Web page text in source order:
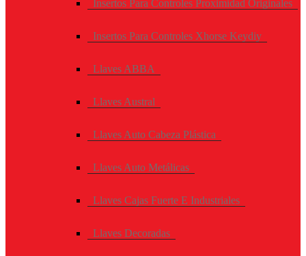
Insertos Para Controles Proximidad Originales
Insertos Para Controles Xhorse Keydiy
Llaves ABBA
Llaves Austral
Llaves Auto Cabeza Plástica
Llaves Auto Metálicas
Llaves Cajas Fuerte E Industriales
Llaves Decoradas